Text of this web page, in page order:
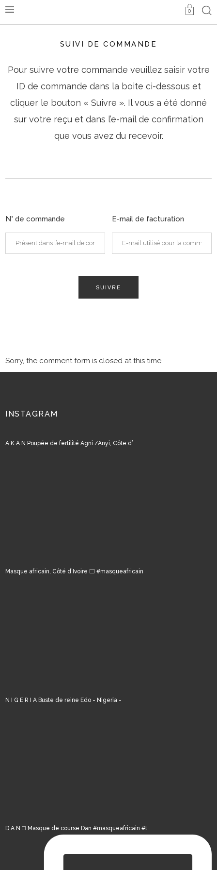
0
SUIVI DE COMMANDE
Pour suivre votre commande veuillez saisir votre
ID de commande dans la boite ci-dessous et
cliquer le bouton « Suivre ». Il vous a été donné
sur votre reçu et dans l’e-mail de confirmation
que vous avez du recevoir.
N° de commande E-mail de facturation
SUIVRE
Sorry, the comment form is closed at this time.
INSTAGRAM
A K A N Poupée de fertilité Agni /Anyi, Côte d’
Masque africain, Côté d’Ivoire ⬜️ #masqueafricain
N I G E R I A Buste de reine Edo - Nigeria -
D A N ◻️ Masque de course Dan #masqueafricain #t